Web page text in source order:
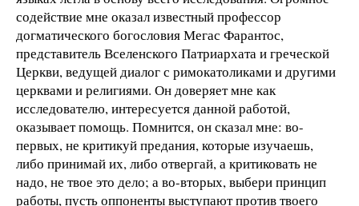
содействие мне оказал известный профессор
догматического богословия Мегас Фарантос,
представитель Вселенского Патриархата и греческой
Церкви, ведущей диалог с римокатоликами и другими
церквами и религиями. Он доверяет мне как
исследователю, интересуется данной работой,
оказывает помощь. Помнится, он сказал мне: во-
первых, не критикуй предания, которые изучаешь,
либо принимай их, либо отвергай, а критиковать не
надо, не твое это дело; а во-вторых, выбери принцип
работы, пусть оппоненты выступают против твоего